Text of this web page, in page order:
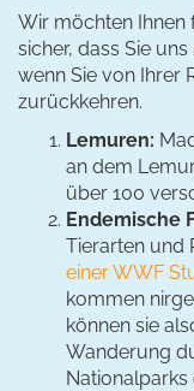
Wir möchten Ihnen
sicher, dass Sie
wenn Sie von Ihrer
zurückkehren.
Lemuren:
an dem
über 100
Endemische
Tierarten und
einer WWF
kommen
können sie
Wanderung
Nationalparks